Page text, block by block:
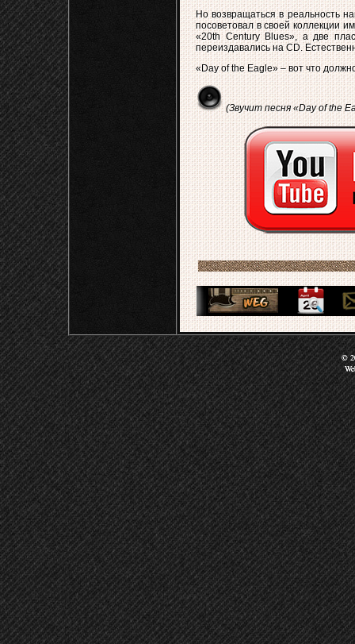
Но возвращаться в реальность
посоветовал в своей коллекции
«20th Century Blues», а две
переиздавались на CD.
«Day of the Eagle» – вот что
(Звучит песня «Day of the
©